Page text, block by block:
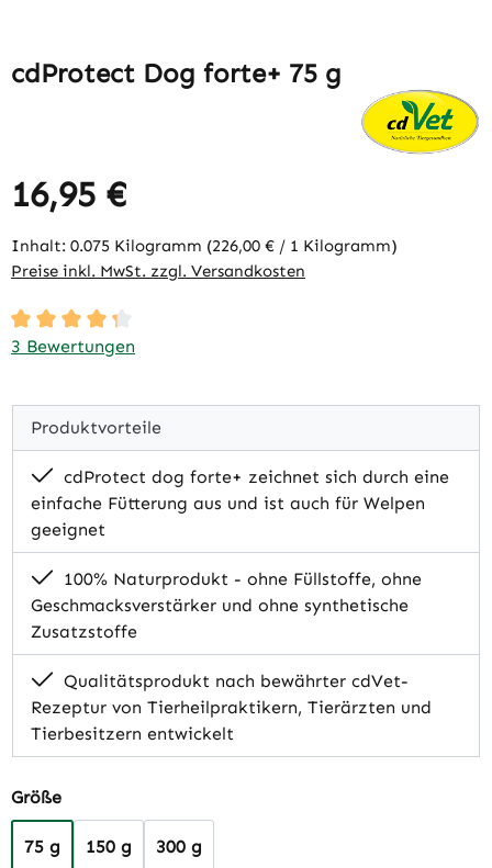
cdProtect Dog forte+ 75 g
Regulärer Preis:
16,95 €
Inhalt: 0.075 Kilogramm (226,00 € / 1 Kilogramm)
Preise inkl. MwSt. zzgl. Versandkosten
Durchschnittliche Bewertung von 4.33 von 5 Sternen
3 Bewertungen
Produktvorteile
cdProtect dog forte+ zeichnet sich durch eine
einfache Fütterung aus und ist auch für Welpen
geeignet
100% Naturprodukt - ohne Füllstoffe, ohne
Geschmacksverstärker und ohne synthetische
Zusatzstoffe
Qualitätsprodukt nach bewährter cdVet-
Rezeptur von Tierheilpraktikern, Tierärzten und
Tierbesitzern entwickelt
Größeauswählen
75 g 150 g 300 g